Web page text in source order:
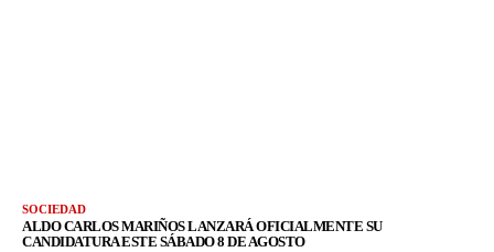
SOCIEDAD
ALDO CARLOS MARIÑOS LANZARÁ OFICIALMENTE SU
CANDIDATURA ESTE SÁBADO 8 DE AGOSTO